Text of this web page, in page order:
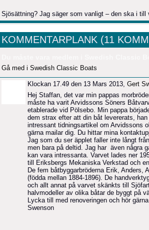
Sjösättning? Jag säger som vanligt – den ska i till
KOMMENTARPLANK (11
Gå med i Swedish Classic Boats
Klockan 17.49 den 13 Mars 2013, Gert
Hej Staffan, det var min pappas
måste ha varit Arvidssons Söners
etablerade vid Pölsebo. Min pappa
dem strax efter att din båt levererats,
intressant tidningsartikel om Arvidssons
gärna mailar dig. Du hittar mina
Jag som du ser äpplet faller inte långt
men bara på deltid. Jag har även några
kan vara intressanta. Varvet lades ner
till Eriksbergs Mekaniska Verkstad och
De fem båtbyggarbröderna Erik, Anders,
(födda mellan 1884-1896). De
och allt annat på varvet skänkts till
halvmodeller av olika båtar de byggt på
Lycka till med renoveringen och hör
Swenson